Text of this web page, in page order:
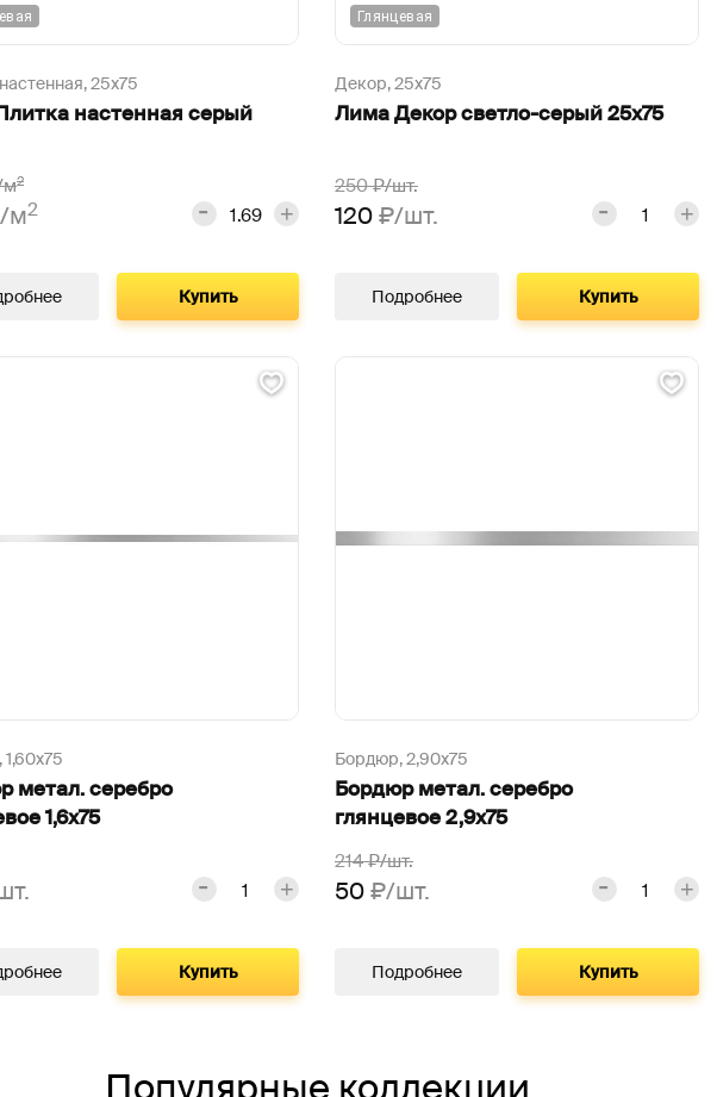
25х75
настенная серый
2
м2
Купить
Глянцевая
Декор,25х75
Лима Декор светло-серый 25х75
250₽/шт.
120₽/шт.
Подробнее Купить
1,60х75
метал. серебро
1,6х75
Купить
Бордюр,2,90х75
Бордюр метал. серебро
глянцевое 2,9х75
214₽/шт.
50₽/шт.
Подробнее Купить